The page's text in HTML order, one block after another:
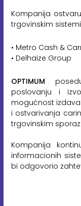
Kompanija
trgovinskim
• Metro Cash &
• Delhaize Group
OPTIMUM
poslovanju i
mogućnost
i ostvarivanja
trgovinskim
Kompanija
informacionih
bi odgovorio